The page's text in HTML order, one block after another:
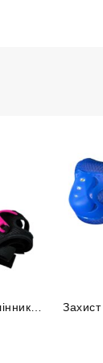
кисті
red